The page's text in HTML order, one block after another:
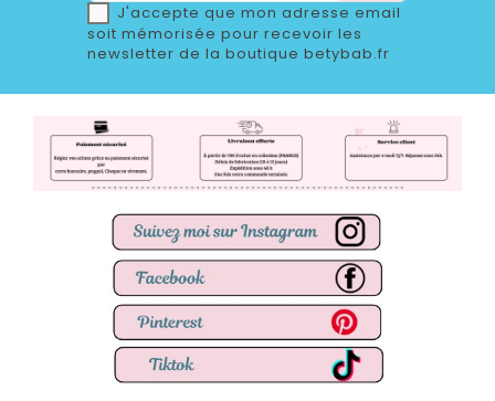
J'accepte que mon adresse email
soit mémorisée pour recevoir les
newsletter de la boutique betybab.fr